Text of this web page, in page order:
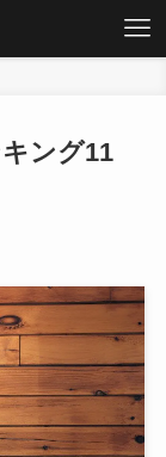
ング11